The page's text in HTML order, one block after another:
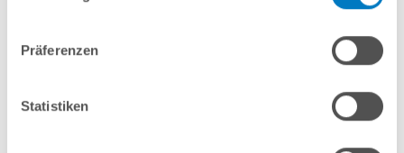
Präferenzen
Statistiken